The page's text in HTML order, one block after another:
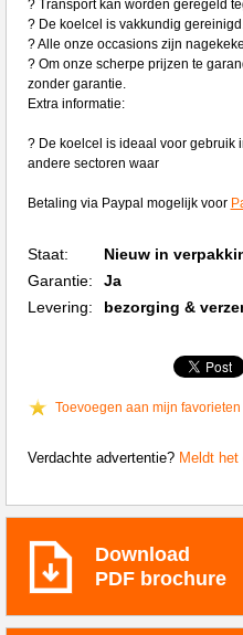
? Transport kan worden geregeld
? De koelcel is vakkundig
? Alle onze occasions zijn
? Om onze scherpe prijzen te
zonder garantie.
Extra informatie:
? De koelcel is ideaal voor gebruik
andere sectoren waar
Betaling via Paypal mogelijk voor
Staat:
Nieuw in
Garantie:
Ja
Levering:
bezorging &
Toevoegen aan mijn favorieten
Verdachte advertentie? Meldt het
Download
PDF brochure